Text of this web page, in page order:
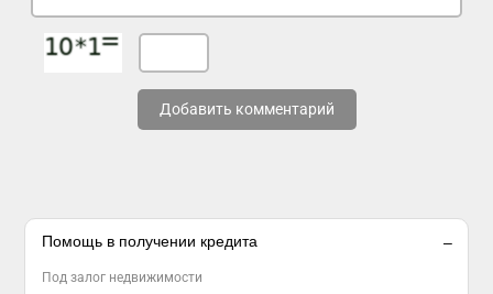
Добавить комментарий
Помощь в получении кредита
Под залог недвижимости